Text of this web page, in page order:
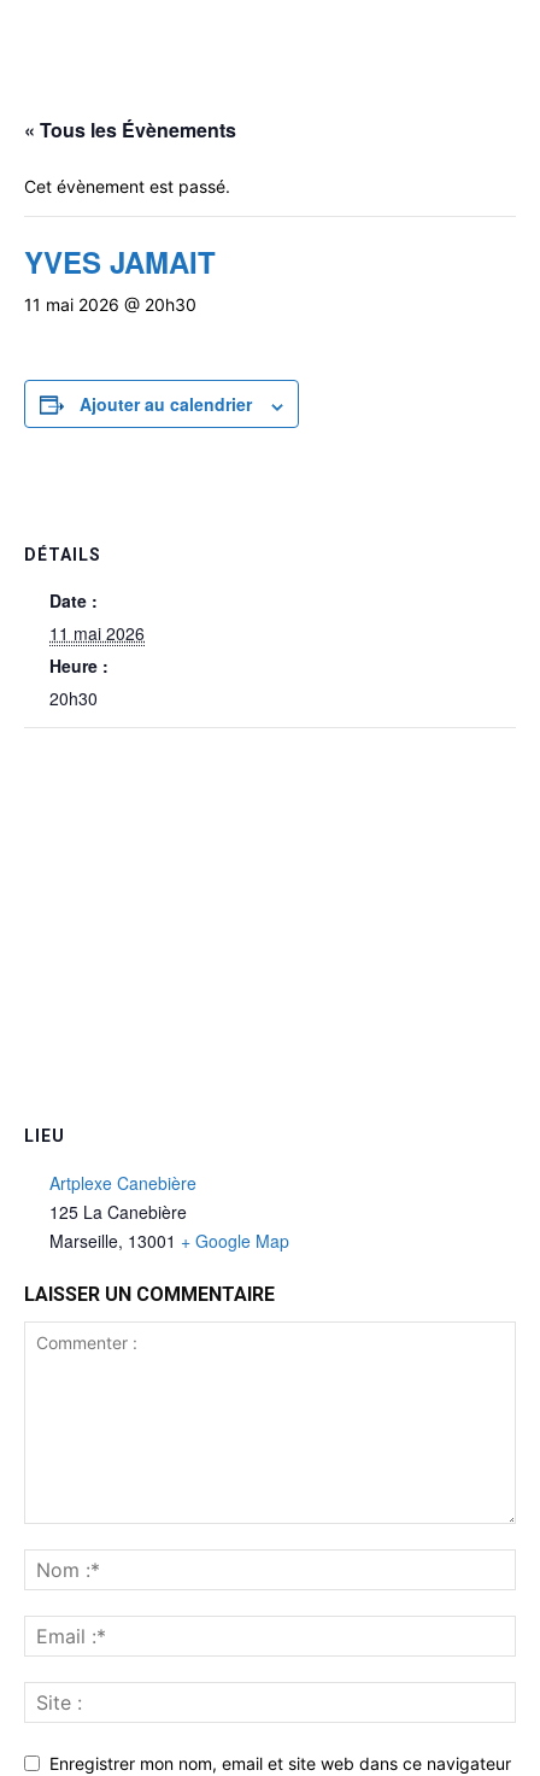
« Tous les Évènements
Cet évènement est passé.
YVES JAMAIT
11 mai 2026 @ 20h30
Ajouter au calendrier
DÉTAILS
Date :
11 mai 2026
Heure :
20h30
LIEU
Artplexe Canebière
125 La Canebière
Marseille, 13001 + Google Map
LAISSER UN COMMENTAIRE
Enregistrer mon nom, email et site web dans ce navigateur